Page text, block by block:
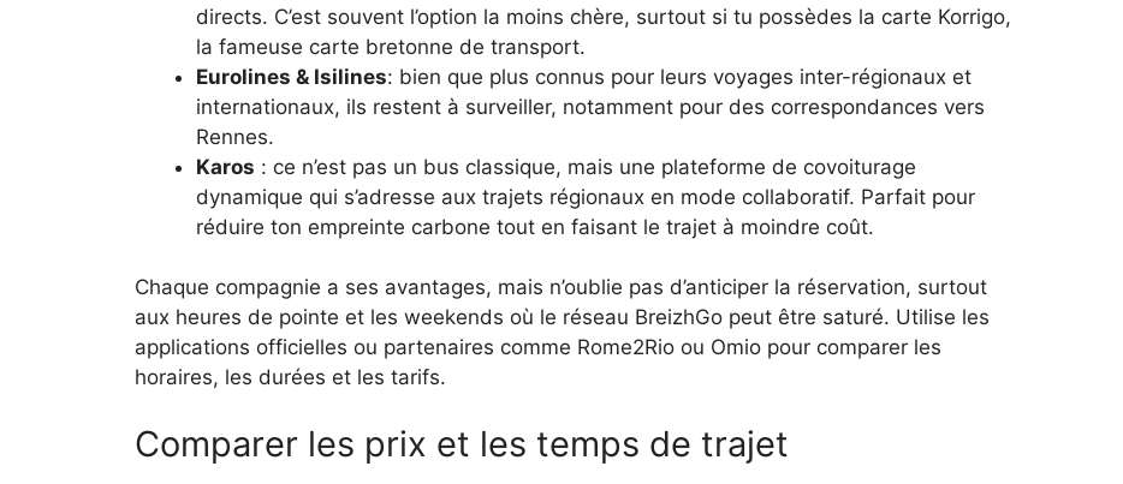
directs. C’est souvent l’option la moins chère, surtout si tu possèdes la carte Korrigo,
la fameuse carte bretonne de transport.
Eurolines & Isilines: bien que plus connus pour leurs voyages inter-régionaux et
internationaux, ils restent à surveiller, notamment pour des correspondances vers
Rennes.
Karos : ce n’est pas un bus classique, mais une plateforme de covoiturage
dynamique qui s’adresse aux trajets régionaux en mode collaboratif. Parfait pour
réduire ton empreinte carbone tout en faisant le trajet à moindre coût.
Chaque compagnie a ses avantages, mais n’oublie pas d’anticiper la réservation, surtout
aux heures de pointe et les weekends où le réseau BreizhGo peut être saturé. Utilise les
applications officielles ou partenaires comme Rome2Rio ou Omio pour comparer les
horaires, les durées et les tarifs.
Comparer les prix et les temps de trajet